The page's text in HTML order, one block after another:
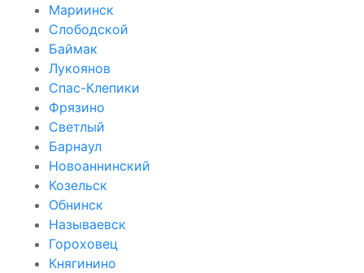
Мариинск
Слободской
Баймак
Лукоянов
Спас-Клепики
Фрязино
Светлый
Барнаул
Новоаннинский
Козельск
Обнинск
Называевск
Гороховец
Княгинино